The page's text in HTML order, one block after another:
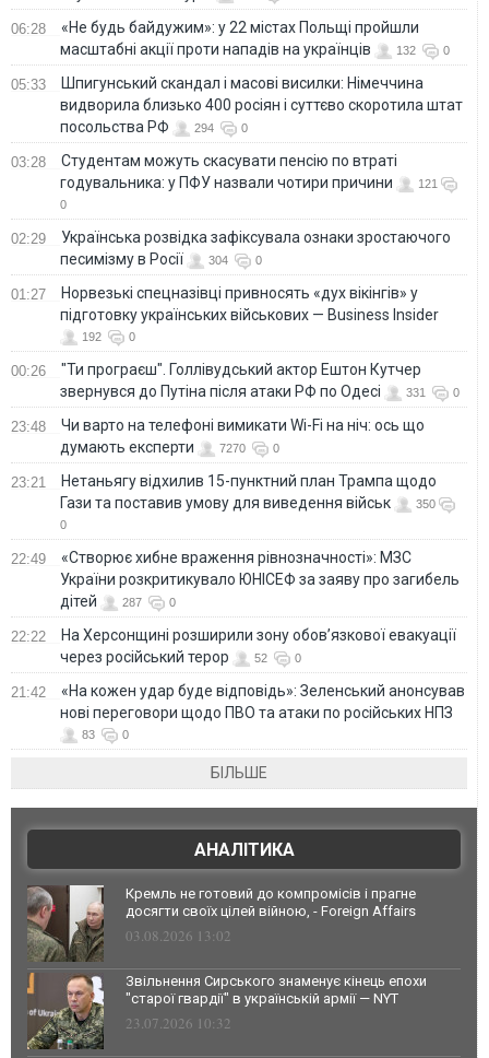
06:28
«Не будь байдужим»: у 22 містах Польщі пройшли
масштабні акції проти нападів на українців
132 0
05:33
Шпигунський скандал і масові висилки: Німеччина
видворила близько 400 росіян і суттєво скоротила штат
посольства РФ
294 0
03:28
Студентам можуть скасувати пенсію по втраті
годувальника: у ПФУ назвали чотири причини
121
0
02:29
Українська розвідка зафіксувала ознаки зростаючого
песимізму в Росії
304 0
01:27
Норвезькі спецназівці привносять «дух вікінгів» у
підготовку українських військових — Business Insider
192 0
00:26
"Ти програєш". Голлівудський актор Ештон Кутчер
звернувся до Путіна після атаки РФ по Одесі
331 0
23:48
Чи варто на телефонi вимикати Wi-Fi на ніч: ось що
думають експерти
7270 0
23:21
Нетаньягу відхилив 15-пунктний план Трампа щодо
Гази та поставив умову для виведення військ
350
0
22:49
«Створює хибне враження рівнозначності»: МЗС
України розкритикувало ЮНІСЕФ за заяву про загибель
дітей
287 0
22:22
На Херсонщині розширили зону обов’язкової евакуації
через російський терор
52 0
21:42
«На кожен удар буде відповідь»: Зеленський анонсував
нові переговори щодо ПВО та атаки по російських НПЗ
83 0
БІЛЬШЕ
АНАЛІТИКА
Кремль не готовий до компромісів і прагне
досягти своїх цілей війною, - Foreign Affairs
03.08.2026 13:02
Звільнення Сирського знаменує кінець епохи
"старої гвардії" в українській армії — NYT
23.07.2026 10:32